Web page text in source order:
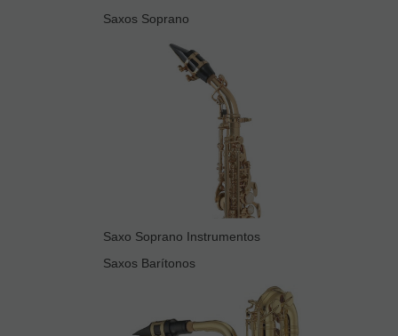
Saxos Soprano
Saxo Soprano Instrumentos
Saxos Barítonos